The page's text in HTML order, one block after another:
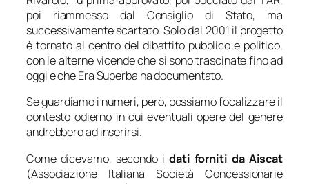
poi riammesso dal Consiglio di Stato, ma
successivamente scartato. Solo dal 2001 il progetto
è tornato al centro del dibattito pubblico e politico,
con le alterne vicende che si sono trascinate fino ad
oggi e che Era Superba ha documentato.
Se guardiamo i numeri, però, possiamo focalizzare il
contesto odierno in cui eventuali opere del genere
andrebbero ad inserirsi.
Come dicevamo, secondo i dati forniti da Aiscat
(Associazione Italiana Società Concessionarie